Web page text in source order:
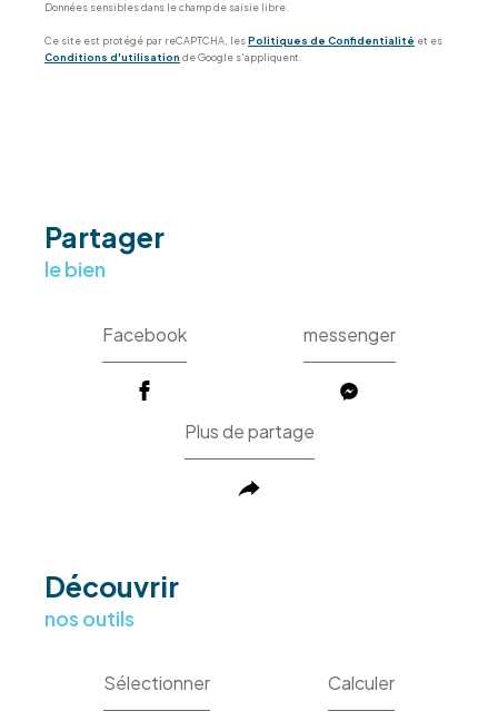
Données sensibles dans le champ de saisie libre.
Ce site est protégé par reCAPTCHA, lesPolitiques de Confidentialité et es
Conditions d'utilisation de Google s'appliquent.
partager
le bien
Facebook messenger
Plus de partage
découvrir
nos outils
Sélectionner Calculer